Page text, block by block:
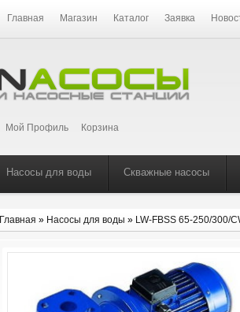
Главная Магазин Каталог Заявка
Мой Профиль Корзина
Насосы для воды Скважные насосы
Главная » Насосы для воды » LW-FBSS 65-250/300/